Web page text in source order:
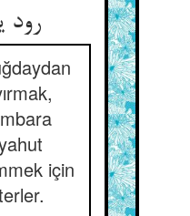
رود
için